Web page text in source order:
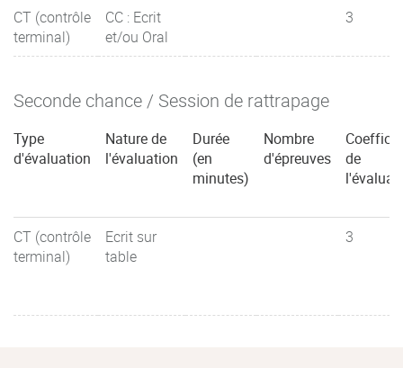
CT (contrôle
terminal)
CC : Ecrit
et/ou Oral
3
Seconde chance / Session de rattrapage
Type
d'évaluation
Nature de
l'évaluation
Durée
(en
minutes)
Nombre
d'épreuves
de
CT (contrôle
terminal)
Ecrit sur
table
3